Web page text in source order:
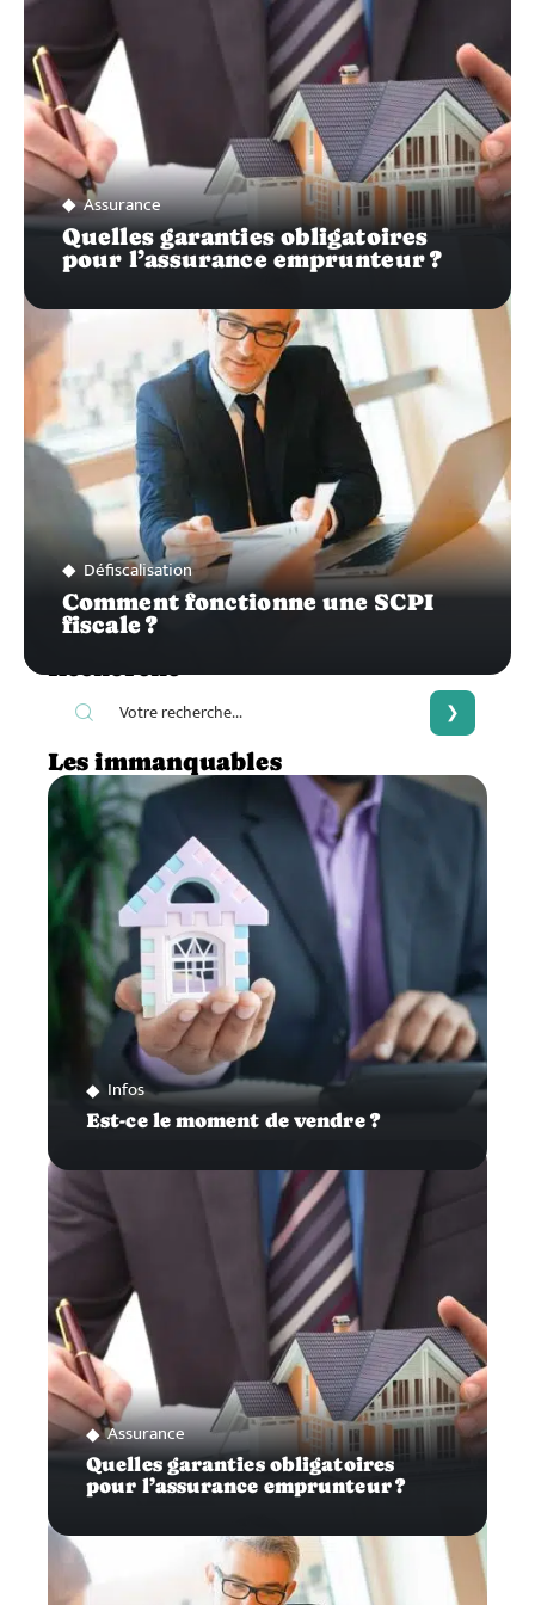
Assurance
Quelles garanties obligatoires
pour l’assurance emprunteur ?
Défiscalisation
Comment fonctionne une SCPI
fiscale ?
Recherche
Les immanquables
Infos
Est-ce le moment de vendre ?
Assurance
Quelles garanties obligatoires
pour l’assurance emprunteur ?